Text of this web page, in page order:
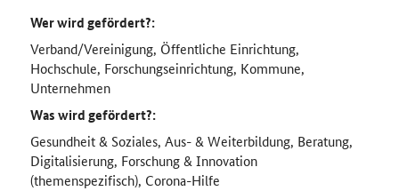
Wer wird gefördert?:
Verband/Vereinigung, Öffentliche Einrichtung,
Hochschule, Forschungseinrichtung, Kommune,
Unternehmen
Was wird gefördert?:
Gesundheit & Soziales, Aus- & Weiterbildung, Beratung,
Digitalisierung, Forschung & Innovation
(themenspezifisch), Corona-Hilfe